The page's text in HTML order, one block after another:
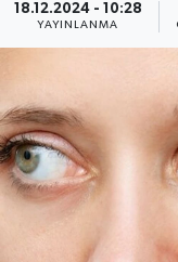
18.12.2024 - 10:28
YAYINLANMA
Son Dakika
Haber Arşivi